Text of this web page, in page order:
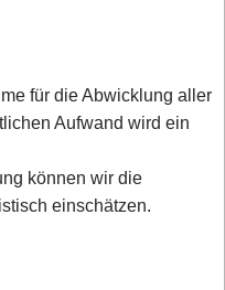
für die Abwicklung aller
Aufwand wird ein
können wir die
einschätzen.